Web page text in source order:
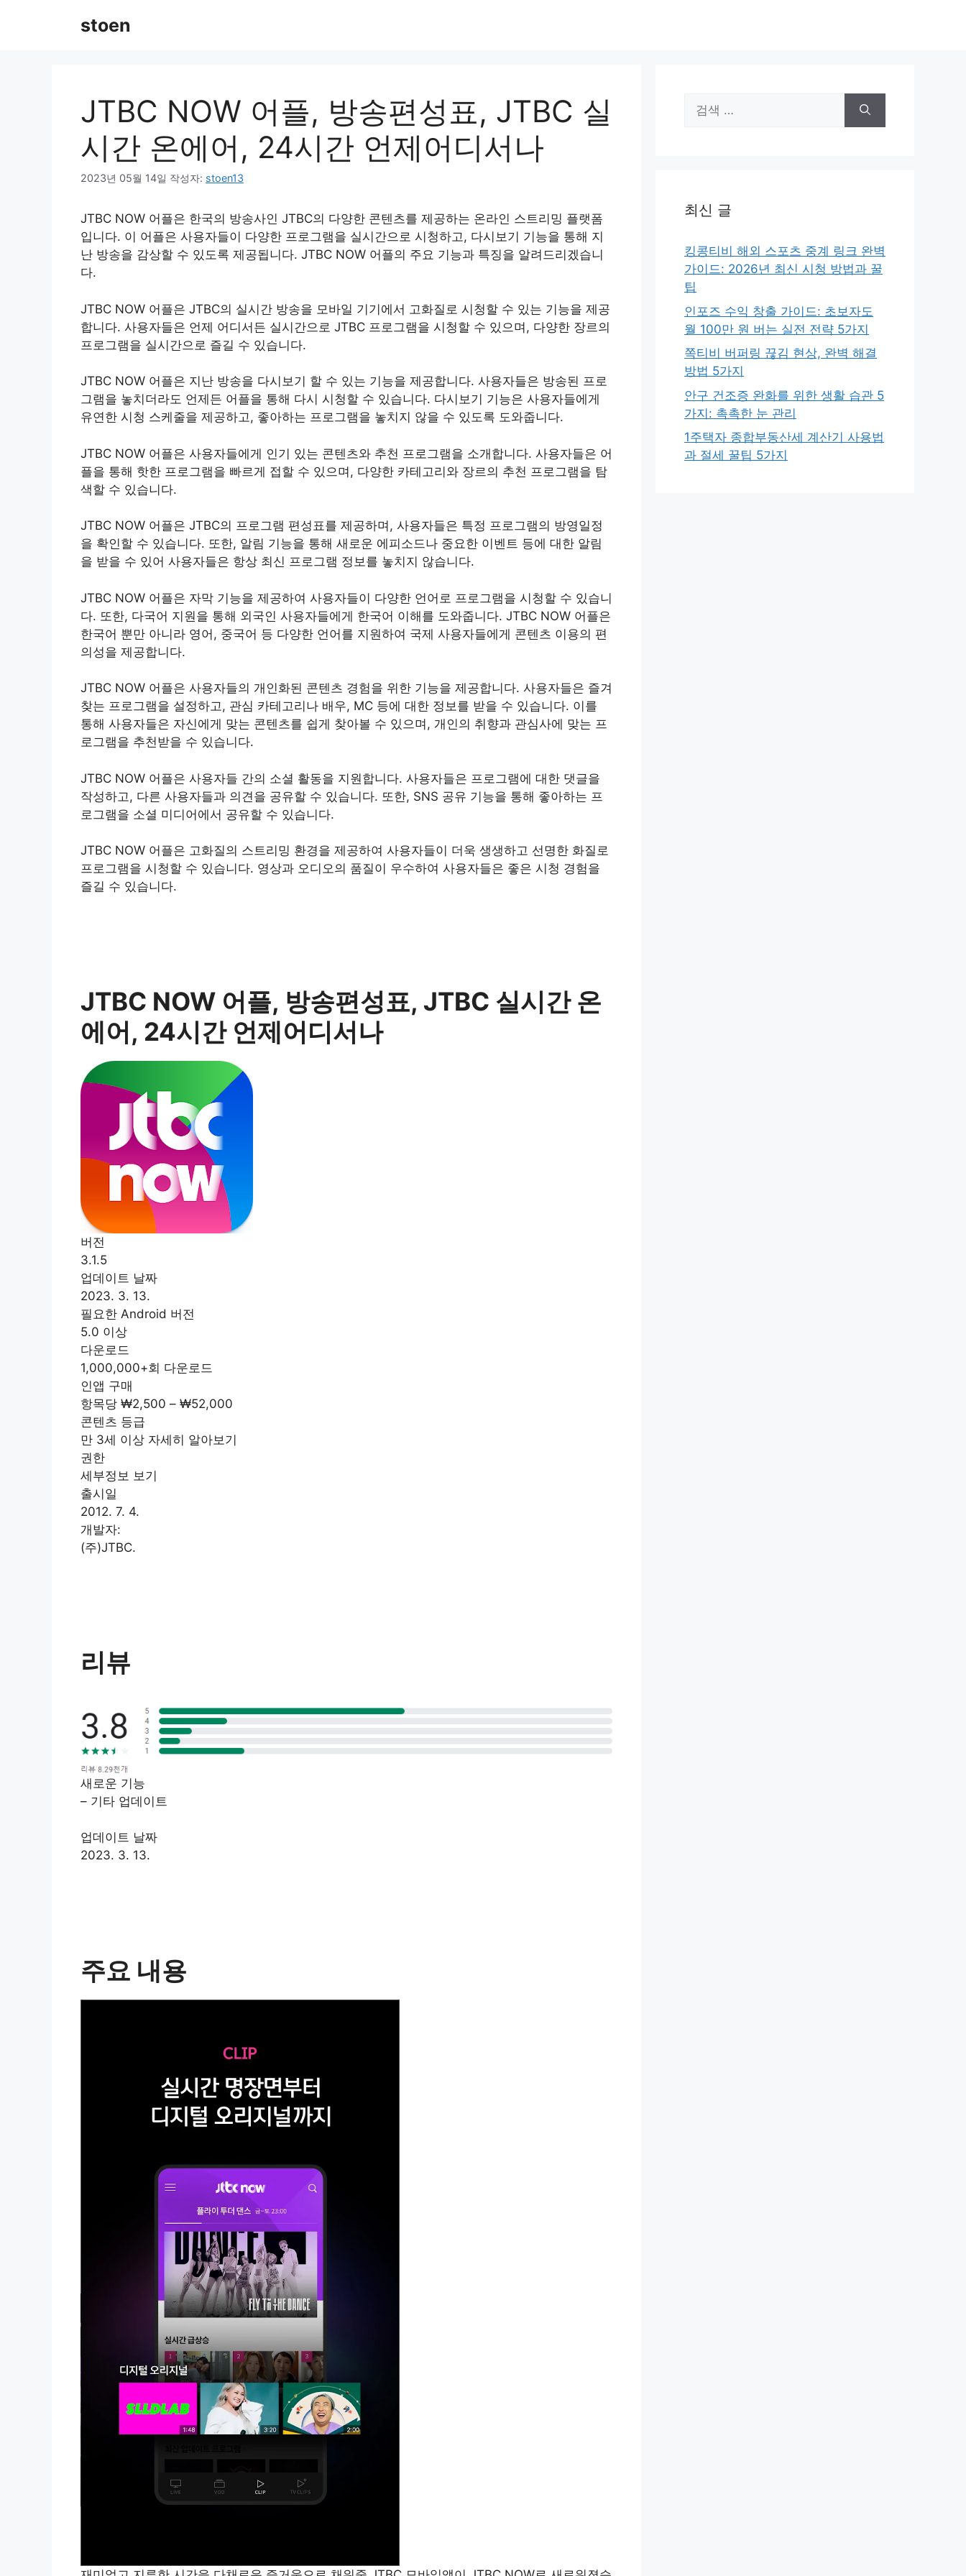
stoen
JTBC NOW 어플, 방송편성표, JTBC 실
시간 온에어, 24시간 언제어디서나
2023년 05월 14일 작성자: stoen13
JTBC NOW 어플은 한국의 방송사인 JTBC의 다양한 콘텐츠를 제공하는 온라인 스트리밍 플랫폼
입니다. 이 어플은 사용자들이 다양한 프로그램을 실시간으로 시청하고, 다시보기 기능을 통해 지
난 방송을 감상할 수 있도록 제공됩니다. JTBC NOW 어플의 주요 기능과 특징을 알려드리겠습니
다.
JTBC NOW 어플은 JTBC의 실시간 방송을 모바일 기기에서 고화질로 시청할 수 있는 기능을 제공
합니다. 사용자들은 언제 어디서든 실시간으로 JTBC 프로그램을 시청할 수 있으며, 다양한 장르의
프로그램을 실시간으로 즐길 수 있습니다.
JTBC NOW 어플은 지난 방송을 다시보기 할 수 있는 기능을 제공합니다. 사용자들은 방송된 프로
그램을 놓치더라도 언제든 어플을 통해 다시 시청할 수 있습니다. 다시보기 기능은 사용자들에게
유연한 시청 스케줄을 제공하고, 좋아하는 프로그램을 놓치지 않을 수 있도록 도와줍니다.
JTBC NOW 어플은 사용자들에게 인기 있는 콘텐츠와 추천 프로그램을 소개합니다. 사용자들은 어
플을 통해 핫한 프로그램을 빠르게 접할 수 있으며, 다양한 카테고리와 장르의 추천 프로그램을 탐
색할 수 있습니다.
JTBC NOW 어플은 JTBC의 프로그램 편성표를 제공하며, 사용자들은 특정 프로그램의 방영일정
을 확인할 수 있습니다. 또한, 알림 기능을 통해 새로운 에피소드나 중요한 이벤트 등에 대한 알림
을 받을 수 있어 사용자들은 항상 최신 프로그램 정보를 놓치지 않습니다.
JTBC NOW 어플은 자막 기능을 제공하여 사용자들이 다양한 언어로 프로그램을 시청할 수 있습니
다. 또한, 다국어 지원을 통해 외국인 사용자들에게 한국어 이해를 도와줍니다. JTBC NOW 어플은
한국어 뿐만 아니라 영어, 중국어 등 다양한 언어를 지원하여 국제 사용자들에게 콘텐츠 이용의 편
의성을 제공합니다.
JTBC NOW 어플은 사용자들의 개인화된 콘텐츠 경험을 위한 기능을 제공합니다. 사용자들은 즐겨
찾는 프로그램을 설정하고, 관심 카테고리나 배우, MC 등에 대한 정보를 받을 수 있습니다. 이를
통해 사용자들은 자신에게 맞는 콘텐츠를 쉽게 찾아볼 수 있으며, 개인의 취향과 관심사에 맞는 프
로그램을 추천받을 수 있습니다.
JTBC NOW 어플은 사용자들 간의 소셜 활동을 지원합니다. 사용자들은 프로그램에 대한 댓글을
작성하고, 다른 사용자들과 의견을 공유할 수 있습니다. 또한, SNS 공유 기능을 통해 좋아하는 프
로그램을 소셜 미디어에서 공유할 수 있습니다.
JTBC NOW 어플은 고화질의 스트리밍 환경을 제공하여 사용자들이 더욱 생생하고 선명한 화질로
프로그램을 시청할 수 있습니다. 영상과 오디오의 품질이 우수하여 사용자들은 좋은 시청 경험을
즐길 수 있습니다.
JTBC NOW 어플, 방송편성표, JTBC 실시간 온
에어, 24시간 언제어디서나
버전
3.1.5
업데이트 날짜
2023. 3. 13.
필요한 Android 버전
5.0 이상
다운로드
1,000,000+회 다운로드
인앱 구매
항목당 ₩2,500 – ₩52,000
콘텐츠 등급
만 3세 이상 자세히 알아보기
권한
세부정보 보기
출시일
2012. 7. 4.
개발자:
(주)JTBC.
리뷰
새로운 기능
– 기타 업데이트
업데이트 날짜
2023. 3. 13.
주요 내용
색:
최신 글
킹콩티비 해외 스포츠 중계 링크 완벽
가이드: 2026년 최신 시청 방법과 꿀
팁
인포즈 수익 창출 가이드: 초보자도
월 100만 원 버는 실전 전략 5가지
쪽티비 버퍼링 끊김 현상, 완벽 해결
방법 5가지
안구 건조증 완화를 위한 생활 습관 5
가지: 촉촉한 눈 관리
1주택자 종합부동산세 계산기 사용법
과 절세 꿀팁 5가지